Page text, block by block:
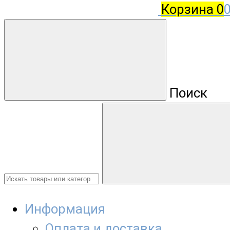
Корзина 0
Поиск
Информация